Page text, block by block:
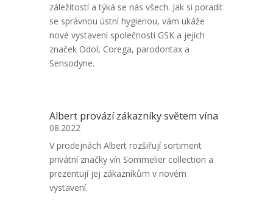
záležitostí a týká se nás všech. Jak si poradit
se správnou ústní hygienou, vám ukáže
nové vystavení společnosti GSK a jejích
značek Odol, Corega, parodontax a
Sensodyne.
Albert provází zákazníky světem vína
08.2022
V prodejnách Albert rozšiřují sortiment
privátní značky vín Sommelier collection a
prezentují jej zákazníkům v novém
vystavení.